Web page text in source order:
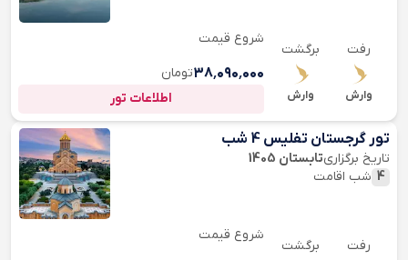
تور گرجستان تفلیس 4 شب
تاریخ برگزاریتابستان 1405
4 شب اقامت
رفت برگشت
شروع قیمت
رفت
وارش
برگشت
وارش
شروع قیمت
۳۸٬۰۹۰٬۰۰۰تومان
اطلاعات تور